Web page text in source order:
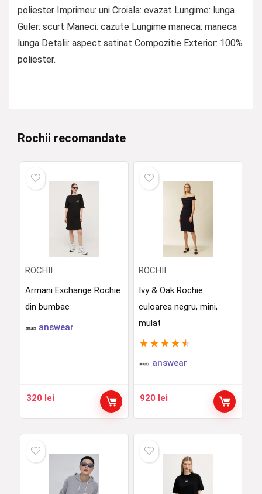
poliester Imprimeu: uni Croiala: evazat Lungime: lunga
Guler: scurt Maneci: cazute Lungime maneca: maneca
lunga Detalii: aspect satinat Compozitie Exterior: 100%
poliester.
Rochii recomandate
ROCHII
Armani Exchange Rochie
din bumbac
answear
320 lei
ROCHII
Ivy & Oak Rochie
culoarea negru, mini,
mulat
★ ★ ★ ★ ★
answear
920 lei